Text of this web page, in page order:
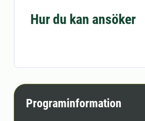
Hur du kan ansöker
Programinformation